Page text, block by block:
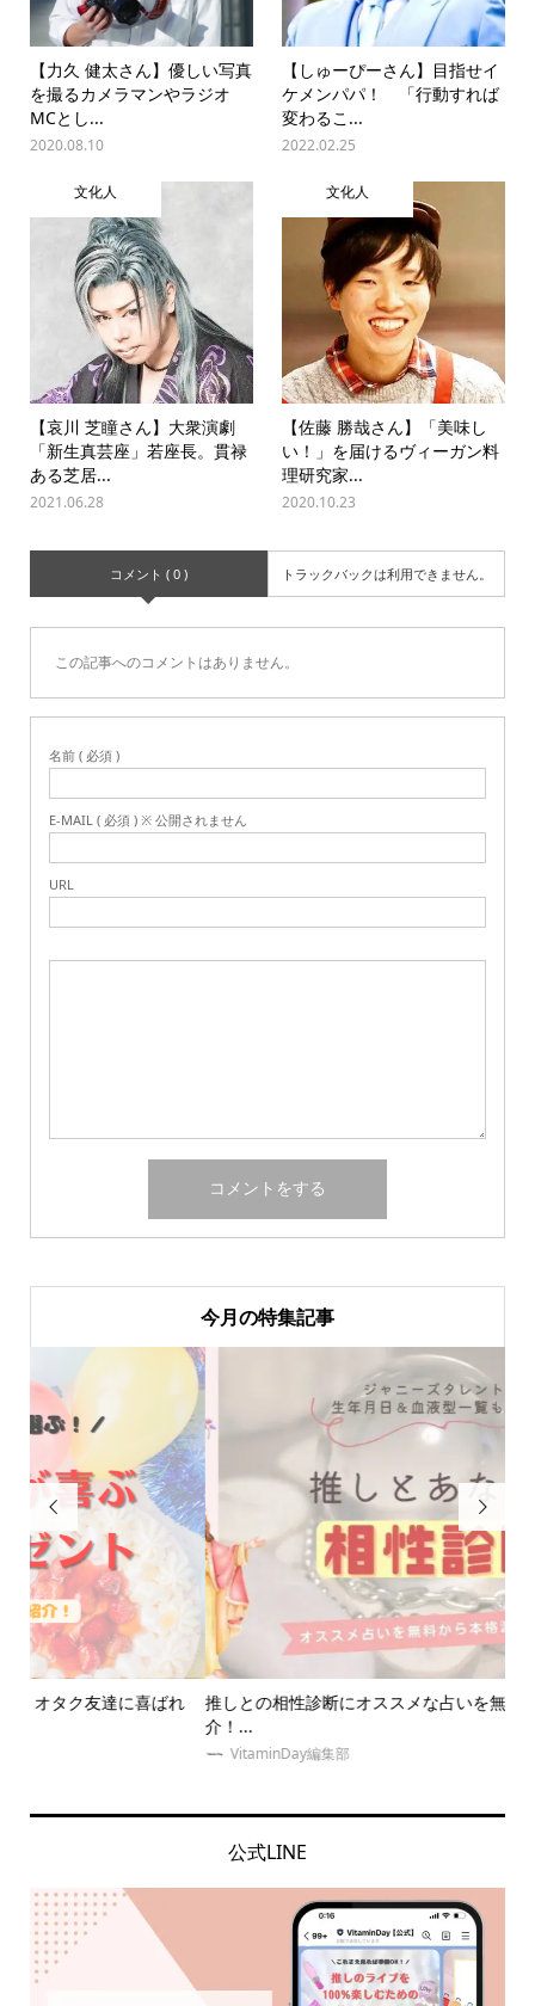
【力久 健太さん】優しい写真
を撮るカメラマンやラジオ
MCとし...
2020.08.10
【しゅーぴーさん】目指せイ
ケメンパパ！ 「行動すれば
変わるこ...
2022.02.25
文化人
【哀川 芝瞳さん】大衆演劇
「新生真芸座」若座長。貫禄
ある芝居...
2021.06.28
文化人
【佐藤 勝哉さん】「美味し
い！」を届けるヴィーガン料
理研究家...
2020.10.23
コメント ( 0 ) トラックバックは利用できません。
この記事へのコメントはありません。
名前 ( 必須 )
E-MAIL ( 必須 ) ※ 公開されません
URL
今月の特集記事

推しとの相性診断にオススメな占いを無料から本格派までご紹

公式LINE